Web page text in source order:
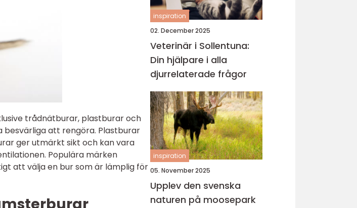
trådnätburar, plastburar och
besvärliga att rengöra. Plastburar
ger utmärkt sikt och kan vara
Populära märken
att välja en bur som är lämplig för
inspiration
02. December 2025
Veterinär i Sollentuna:
Din hjälpare i alla
djurrelaterade frågor
inspiration
05. November 2025
Upplev den svenska
naturen på moosepark